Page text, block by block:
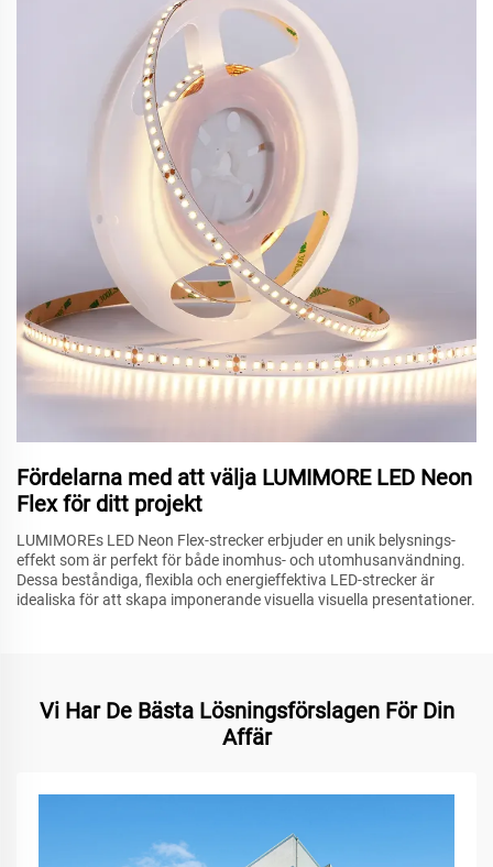
Fördelarna med att välja LUMIMORE LED Neon
Flex för ditt projekt
LUMIMOREs LED Neon Flex-strecker erbjuder en unik belysnings-
effekt som är perfekt för både inomhus- och utomhusanvändning.
Dessa beståndiga, flexibla och energieffektiva LED-strecker är
idealiska för att skapa imponerande visuella visuella presentationer.
Vi Har De Bästa Lösningsförslagen För Din
Affär